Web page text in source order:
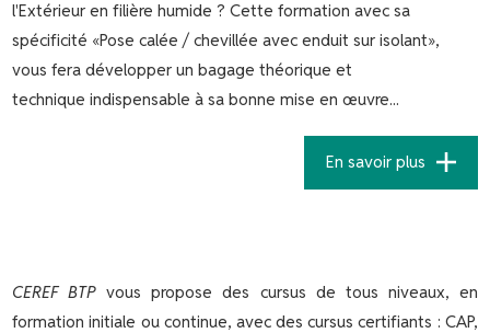
l'Extérieur en filière humide ? Cette formation avec sa
spécificité «Pose calée / chevillée avec enduit sur isolant»,
vous fera développer un bagage théorique et
technique indispensable à sa bonne mise en œuvre...
En savoir plus
CEREF BTP vous propose des cursus de tous niveaux, en
formation initiale ou continue, avec des cursus certifiants : CAP,